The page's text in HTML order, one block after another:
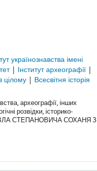
українознавства імені
| Інститут археографії |
цілому | Всесвітня історія
археографії, інших
розвідки, історико-
ПАВЛА СТЕПАНОВИЧА СОХАНЯ З